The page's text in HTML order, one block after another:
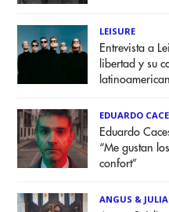
LEISURE
Entrevista a
libertad y su
EDUARDO
Eduardo
“Me gustan
confort”
ANGUS &